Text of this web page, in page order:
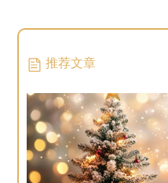
推荐文章